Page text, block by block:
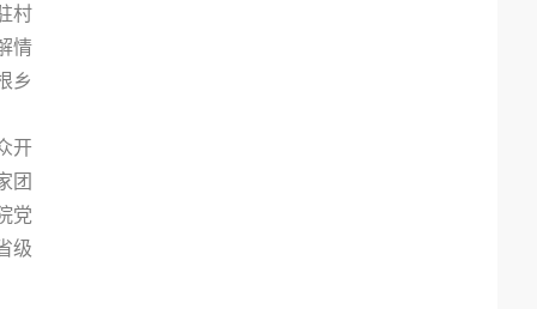
村
情
乡
开
团
党
级